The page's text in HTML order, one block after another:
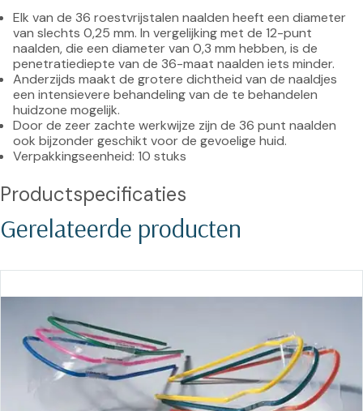
Elk van de 36 roestvrijstalen naalden heeft een diameter
van slechts 0,25 mm. In vergelijking met de 12-punt
naalden, die een diameter van 0,3 mm hebben, is de
penetratiediepte van de 36-maat naalden iets minder.
Anderzijds maakt de grotere dichtheid van de naaldjes
een intensievere behandeling van de te behandelen
huidzone mogelijk.
Door de zeer zachte werkwijze zijn de 36 punt naalden
ook bijzonder geschikt voor de gevoelige huid.
Verpakkingseenheid: 10 stuks
Productspecificaties
Gerelateerde producten